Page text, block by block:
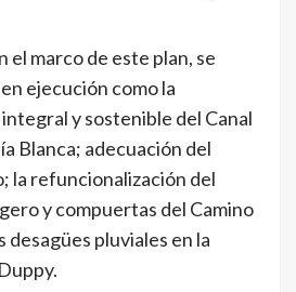
el marco de este plan, se
ejecución como la
y sostenible del Canal
Blanca; adecuación del
la refuncionalización del
y compuertas del Camino
desagües pluviales en la